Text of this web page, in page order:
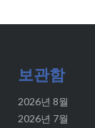
보관함
2026년 8월
2026년 7월